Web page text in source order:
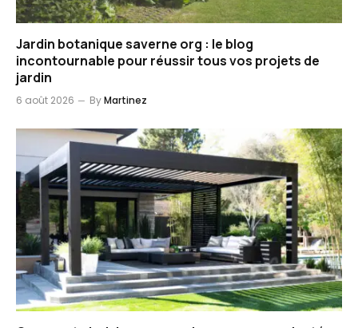
Jardin botanique saverne org : le blog
incontournable pour réussir tous vos projets de
jardin
6 août 2026 ByMartinez